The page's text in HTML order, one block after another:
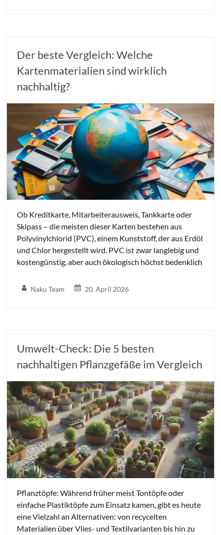
Der beste Vergleich: Welche
Kartenmaterialien sind wirklich
nachhaltig?
Ob Kreditkarte, Mitarbeiterausweis, Tankkarte oder
Skipass – die meisten dieser Karten bestehen aus
Polyvinylchlorid (PVC), einem Kunststoff, der aus Erdöl
und Chlor hergestellt wird. PVC ist zwar langlebig und
kostengünstig, aber auch ökologisch höchst bedenklich
Naku Team 20. April 2026
Umwelt-Check: Die 5 besten
nachhaltigen Pflanzgefäße im Vergleich
Pflanztöpfe: Während früher meist Tontöpfe oder
einfache Plastiktöpfe zum Einsatz kamen, gibt es heute
eine Vielzahl an Alternativen: von recycelten
Materialien über Vlies- und Textilvarianten bis hin zu